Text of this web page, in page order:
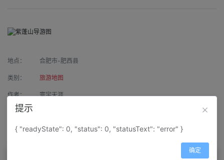
地点： 合肥市-肥西县
类别： 旅游地图
作者： 寰宇天涯
来源：
属性： 地图属性： 地图类型-景区导游图
提示
{ "readyState": 0, "status": 0, "statusText": "error" }
确定